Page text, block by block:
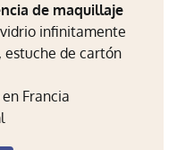
de maquillaje
infinitamente
estuche de cartón
Francia